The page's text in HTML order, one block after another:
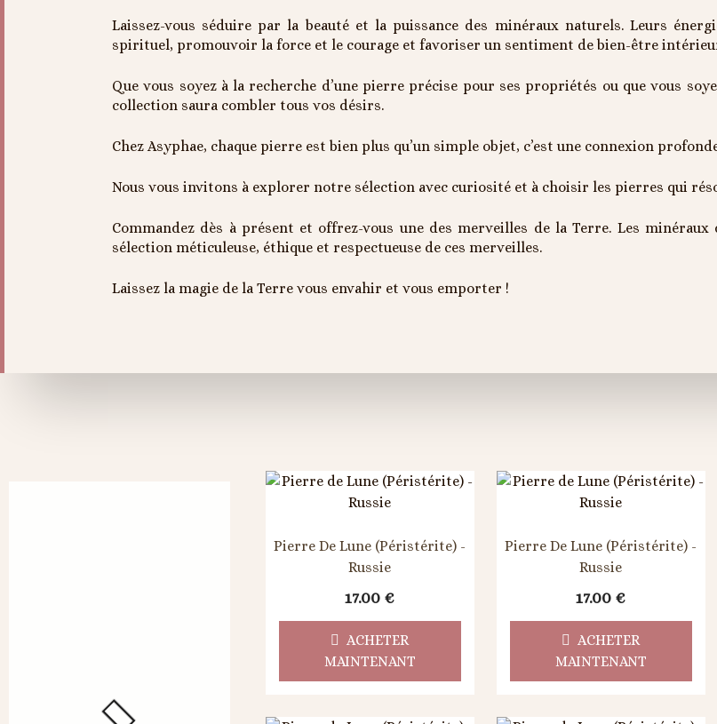
Laissez-vous séduire par la beauté et la puissance des minéraux naturels. Leurs
spirituel, promouvoir la force et le courage et favoriser un sentiment de bien-être
Que vous soyez à la recherche d’une pierre précise pour ses propriétés ou que vous
collection saura combler tous vos désirs.
Chez Asyphae, chaque pierre est bien plus qu’un simple objet, c’est une connexion
Nous vous invitons à explorer notre sélection avec curiosité et à choisir les pierres qui
Commandez dès à présent et offrez-vous une des merveilles de la Terre. Les
sélection méticuleuse, éthique et respectueuse de ces merveilles.
Laissez la magie de la Terre vous envahir et vous emporter !
Pierre De Lune (Péristérite) -
Russie
17.00 €
ACHETER
MAINTENANT
Pierre De Lune (Péristérite) -
Russie
17.00 €
ACHETER
MAINTENANT